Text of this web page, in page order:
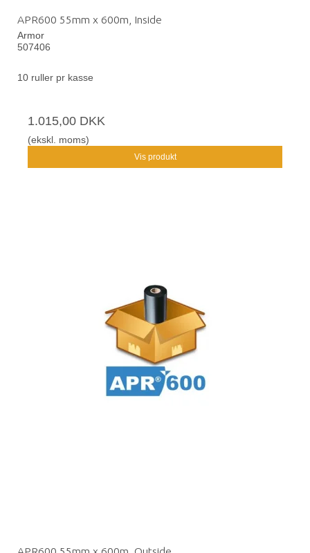
APR600 55mm x 600m, Inside
Armor
507406
10 ruller pr kasse
1.015,00 DKK
(ekskl. moms)
Vis produkt